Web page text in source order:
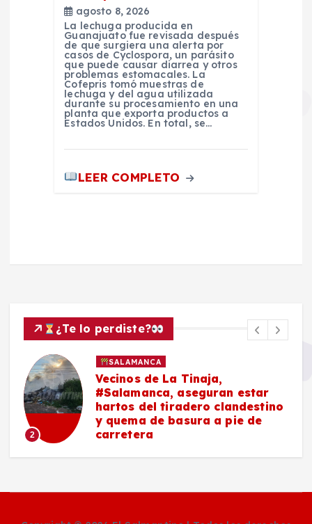
agosto 8, 2026
La lechuga producida en
Guanajuato fue revisada después
de que surgiera una alerta por
casos de Cyclospora, un parásito
que puede causar diarrea y otros
problemas estomacales. La
Cofepris tomó muestras de
lechuga y del agua utilizada
durante su procesamiento en una
planta que exporta productos a
Estados Unidos. En total, se…
LEER COMPLETO
¿Te lo perdiste?
2
SALAMANCA
Vecinos de La Tinaja,
#Salamanca, aseguran estar
hartos del tiradero clandestino
y quema de basura a pie de
carretera